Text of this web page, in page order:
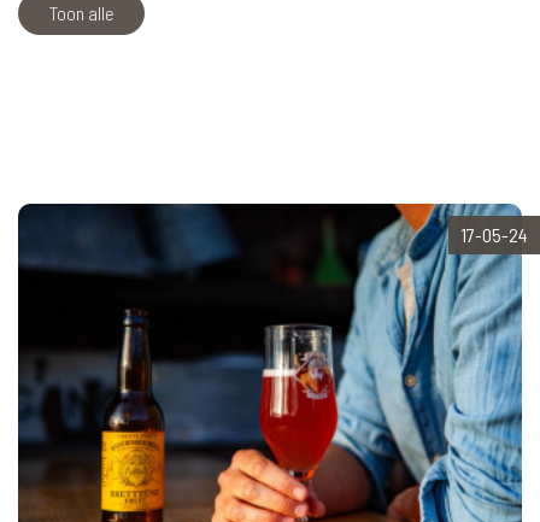
Toon alle
17-05-24